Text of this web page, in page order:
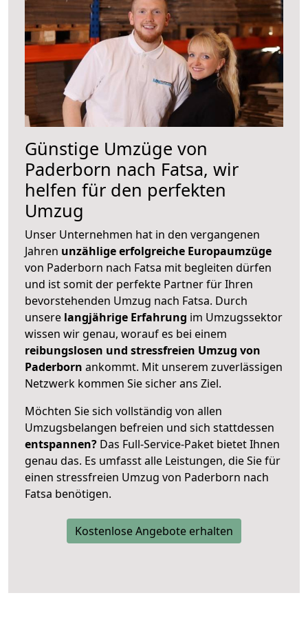
Günstige Umzüge von
Paderborn nach Fatsa, wir
helfen für den perfekten
Umzug
Unser Unternehmen hat in den vergangenen
Jahren unzählige erfolgreiche Europaumzüge
von Paderborn nach Fatsa mit begleiten dürfen
und ist somit der perfekte Partner für Ihren
bevorstehenden Umzug nach Fatsa. Durch
unsere langjährige Erfahrung im Umzugssektor
wissen wir genau, worauf es bei einem
reibungslosen und stressfreien Umzug von
Paderborn ankommt. Mit unserem zuverlässigen
Netzwerk kommen Sie sicher ans Ziel.
Möchten Sie sich vollständig von allen
Umzugsbelangen befreien und sich stattdessen
entspannen? Das Full-Service-Paket bietet Ihnen
genau das. Es umfasst alle Leistungen, die Sie für
einen stressfreien Umzug von Paderborn nach
Fatsa benötigen.
Kostenlose Angebote erhalten